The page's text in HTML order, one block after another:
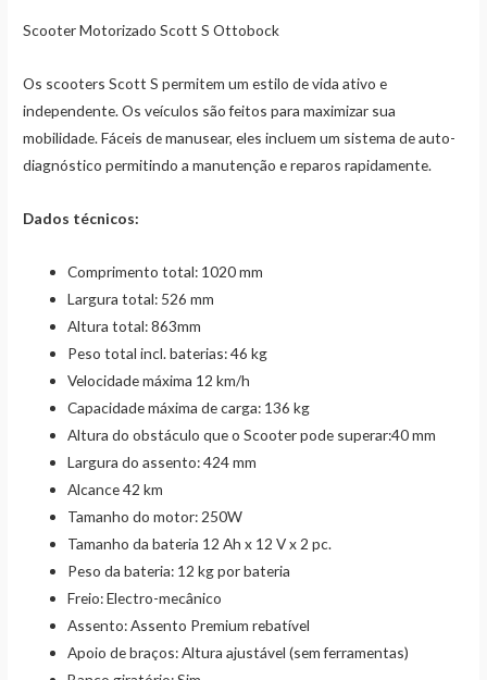
Scooter Motorizado Scott S Ottobock
Os scooters Scott S permitem um estilo de vida ativo e
independente. Os veículos são feitos para maximizar sua
mobilidade. Fáceis de manusear, eles incluem um sistema de auto-
diagnóstico permitindo a manutenção e reparos rapidamente.
Dados técnicos:
Comprimento total: 1020 mm
Largura total: 526 mm
Altura total: 863mm
Peso total incl. baterias: 46 kg
Velocidade máxima 12 km/h
Capacidade máxima de carga: 136 kg
Altura do obstáculo que o Scooter pode superar:40 mm
Largura do assento: 424 mm
Alcance 42 km
Tamanho do motor: 250W
Tamanho da bateria 12 Ah x 12 V x 2 pc.
Peso da bateria: 12 kg por bateria
Freio: Electro-mecânico
Assento: Assento Premium rebatível
Apoio de braços: Altura ajustável (sem ferramentas)